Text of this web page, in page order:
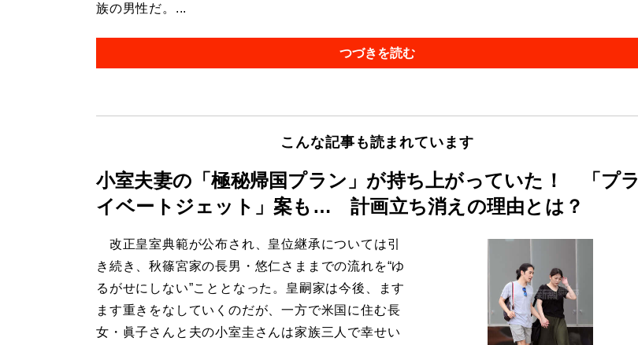
族の男性だ。...
つづきを読む
こんな記事も読まれています
小室夫妻の「極秘帰国プラン」が持ち上がっていた！ 「プラ
イベートジェット」案も… 計画立ち消えの理由とは？
改正皇室典範が公布され、皇位継承については引
き続き、秋篠宮家の長男・悠仁さままでの流れを“ゆ
るがせにしない”こととなった。皇嗣家は今後、ます
ます重きをなしていくのだが、一方で米国に住む長
女・眞子さんと夫の小室圭さんは家族三人で幸せい